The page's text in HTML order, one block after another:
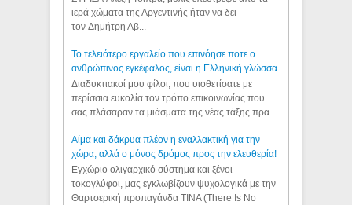
ιερά χώματα της Αργεντινής ήταν να δει
τον Δημήτρη Αβ...
Το τελειότερο εργαλείο που επινόησε ποτε ο
ανθρώπινος εγκέφαλος, είναι η Ελληνική γλώσσα.
Διαδυκτιακοί μου φίλοι, που υιοθετίσατε με
περίσσια ευκολία τον τρόπο επικοινωνίας που
σας πλάσαραν τα μιάσματα της νέας τάξης πρα...
Αίμα και δάκρυα πλέον η εναλλακτική για την
χώρα, αλλά ο μόνος δρόμος προς την ελευθερία!
Εγχώριο ολιγαρχικό σύστημα και ξένοι
τοκογλύφοι, μας εγκλωβίζουν ψυχολογικά με την
Θαρτσερική προπαγάνδα TINA (There Is No